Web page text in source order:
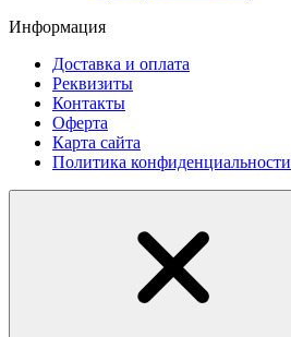
Информация
Доставка и оплата
Реквизиты
Контакты
Оферта
Карта сайта
Политика конфиденциальности